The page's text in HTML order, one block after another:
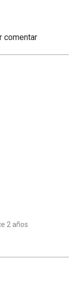
comentar
2 años